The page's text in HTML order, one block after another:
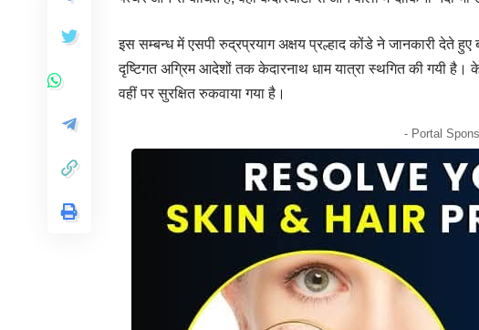
इस सम्बन्ध में एसपी रुद्रप्रयाग अक्षय प्रल्हाद कोंडे ने जानकारी देते
दृष्टिगत अग्रिम आदेशों तक केदारनाथ धाम यात्रा स्थगित की गयी है।
वहीं पर सुरक्षित रुकवाया गया है।
- Portal